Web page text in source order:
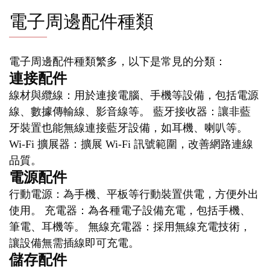
電子周邊配件種類
電子周邊配件種類繁多，以下是常見的分類：
連接配件
線材與纜線：用於連接電腦、手機等設備，包括電源
線、數據傳輸線、影音線等。 藍牙接收器：讓非藍
牙裝置也能無線連接藍牙設備，如耳機、喇叭等。
Wi-Fi 擴展器：擴展 Wi-Fi 訊號範圍，改善網路連線
品質。
電源配件
行動電源：為手機、平板等行動裝置供電，方便外出
使用。 充電器：為各種電子設備充電，包括手機、
筆電、耳機等。 無線充電器：採用無線充電技術，
讓設備無需插線即可充電。
儲存配件